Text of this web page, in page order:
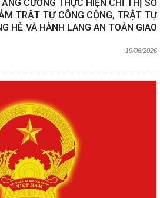
CƯỜNG THỰC HIỆN CHỈ THỊ SỐ
TRẬT TỰ CÔNG CỘNG, TRẬT TỰ
HÈ VÀ HÀNH LANG AN TOÀN GIAO
19/06/2026